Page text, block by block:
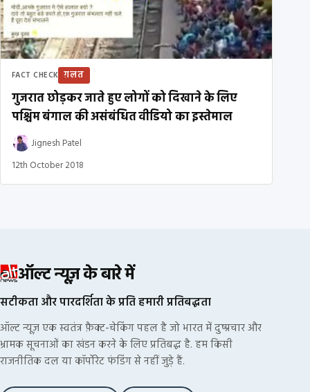
FACT CHECK ग़लत
गुजरात छोड़कर जाते हुए लोगों को दिखाने के लिए
पश्चिम बंगाल की असंबंधित वीडियो का इस्तेमाल
Jignesh Patel
12th October 2018
ऑल्ट न्यूज़ के बारे में
सटीकता और पारदर्शिता के प्रति हमारी प्रतिबद्धता
ऑल्ट न्यूज़ एक स्वतंत्र फ़ैक्ट-चेकिंग पहल है जो भारत में दुष्प्रचार और
भ्रामक सूचनाओं का खंडन करने के लिए प्रतिबद्ध है. हम किसी
राजनीतिक दल या कॉर्पोरेट फंडिंग से नहीं जुड़े हैं.